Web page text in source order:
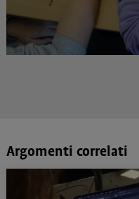
Argomenti correlati